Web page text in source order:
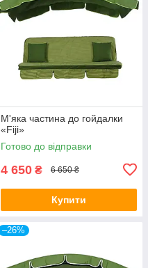
М'яка частина до гойдалки
«Fiji»
Готово до відправки
4 650 ₴ 6 650 ₴
Купити
–26%